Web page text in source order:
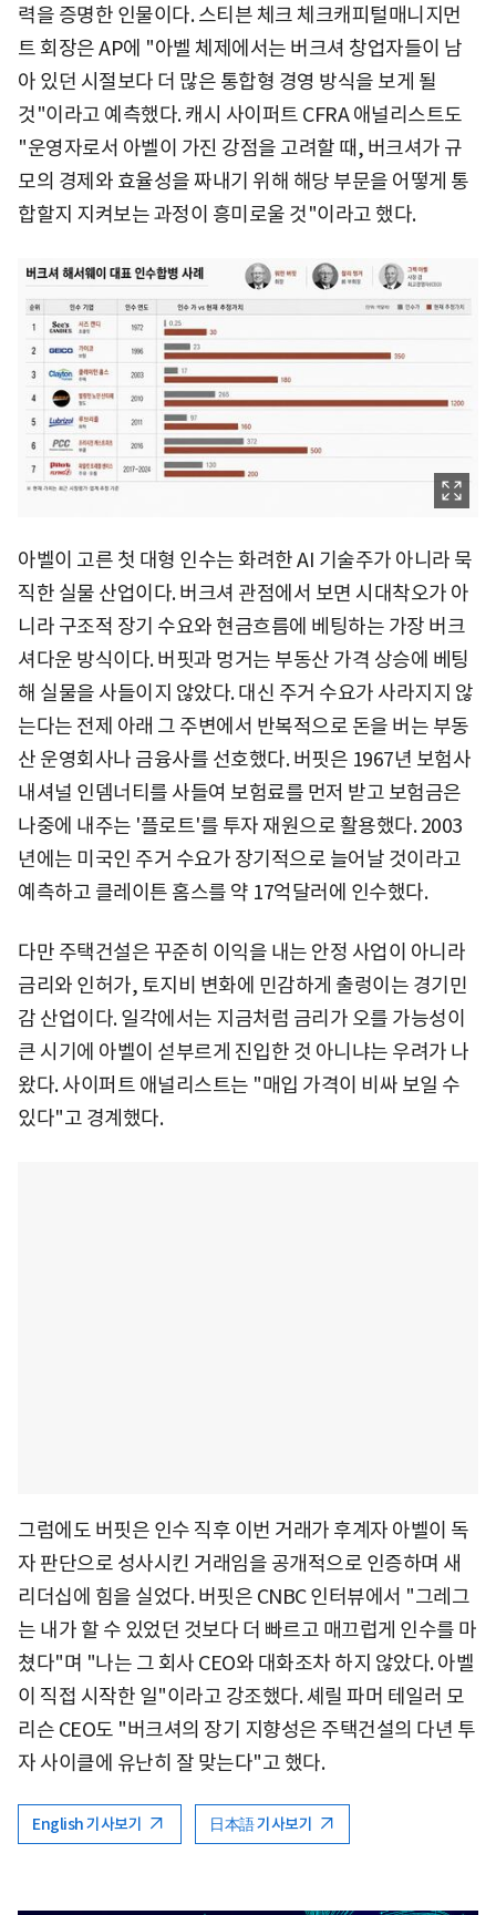
력을 증명한 인물이다. 스티븐 체크 체크캐피털매니지먼
트 회장은 AP에 "아벨 체제에서는 버크셔 창업자들이 남
아 있던 시절보다 더 많은 통합형 경영 방식을 보게 될
것"이라고 예측했다. 캐시 사이퍼트 CFRA 애널리스트도
"운영자로서 아벨이 가진 강점을 고려할 때, 버크셔가 규
모의 경제와 효율성을 짜내기 위해 해당 부문을 어떻게 통
합할지 지켜보는 과정이 흥미로울 것"이라고 했다.
아벨이 고른 첫 대형 인수는 화려한 AI 기술주가 아니라 묵
직한 실물 산업이다. 버크셔 관점에서 보면 시대착오가 아
니라 구조적 장기 수요와 현금흐름에 베팅하는 가장 버크
셔다운 방식이다. 버핏과 멍거는 부동산 가격 상승에 베팅
해 실물을 사들이지 않았다. 대신 주거 수요가 사라지지 않
는다는 전제 아래 그 주변에서 반복적으로 돈을 버는 부동
산 운영회사나 금융사를 선호했다. 버핏은 1967년 보험사
내셔널 인뎀너티를 사들여 보험료를 먼저 받고 보험금은
나중에 내주는 '플로트'를 투자 재원으로 활용했다. 2003
년에는 미국인 주거 수요가 장기적으로 늘어날 것이라고
예측하고 클레이튼 홈스를 약 17억달러에 인수했다.
다만 주택건설은 꾸준히 이익을 내는 안정 사업이 아니라
금리와 인허가, 토지비 변화에 민감하게 출렁이는 경기민
감 산업이다. 일각에서는 지금처럼 금리가 오를 가능성이
큰 시기에 아벨이 섣부르게 진입한 것 아니냐는 우려가 나
왔다. 사이퍼트 애널리스트는 "매입 가격이 비싸 보일 수
있다"고 경계했다.
그럼에도 버핏은 인수 직후 이번 거래가 후계자 아벨이 독
자 판단으로 성사시킨 거래임을 공개적으로 인증하며 새
리더십에 힘을 실었다. 버핏은 CNBC 인터뷰에서 "그레그
는 내가 할 수 있었던 것보다 더 빠르고 매끄럽게 인수를 마
쳤다"며 "나는 그 회사 CEO와 대화조차 하지 않았다. 아벨
이 직접 시작한 일"이라고 강조했다. 셰릴 파머 테일러 모
리슨 CEO도 "버크셔의 장기 지향성은 주택건설의 다년 투
자 사이클에 유난히 잘 맞는다"고 했다.
English 기사보기 日本語 기사보기